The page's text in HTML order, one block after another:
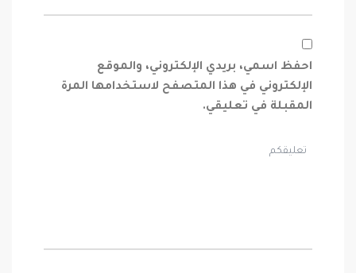
احفظ اسمي، بريدي الإلكتروني، والموقع
الإلكتروني في هذا المتصفح لاستخدامها المرة
المقبلة في تعليقي.